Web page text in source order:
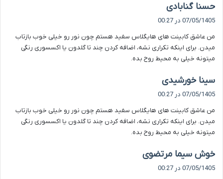
حسنا گنابادی
ف
:
07/05/1405 در 00:27
من عاشق کابینت های هایگلاس سفید هستم چون نور رو خیلی خوب بازتاب
میدن. برای اینکه تکراری نشه، اضافه کردن چند تا گلدون یا اکسسوری رنگی
میتونه خیلی به محیط روح بده.
سینا خورشیدی
ف
:
07/05/1405 در 00:27
من عاشق کابینت های هایگلاس سفید هستم چون نور رو خیلی خوب بازتاب
میدن. برای اینکه تکراری نشه، اضافه کردن چند تا گلدون یا اکسسوری رنگی
میتونه خیلی به محیط روح بده.
خوش سیما مرتضوی
07/05/1405 در 00:27